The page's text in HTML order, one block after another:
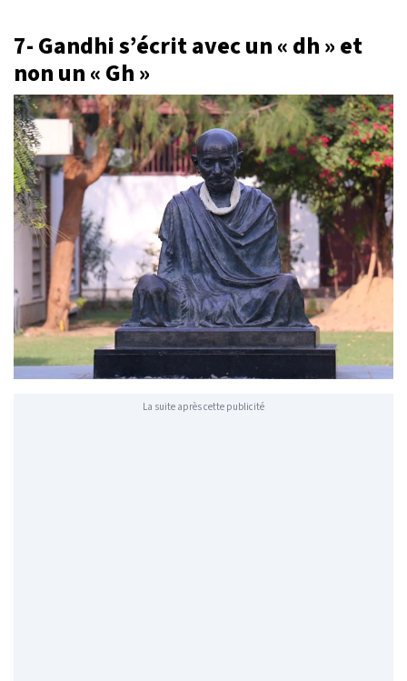
7- Gandhi s’écrit avec un « dh » et
non un « Gh »
La suite après cette publicité